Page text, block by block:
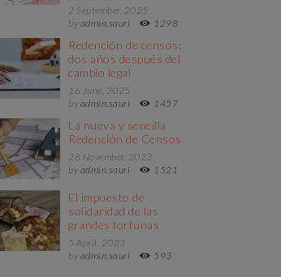
2 September, 2025
byadmin.sauri 1298
Redención de censos:
dos años después del
cambio legal
16 June, 2025
byadmin.sauri 1457
La nueva y sencilla
Redención de Censos
28 November, 2023
byadmin.sauri 1521
El impuesto de
solidaridad de las
grandes fortunas
5 April, 2023
byadmin.sauri 593